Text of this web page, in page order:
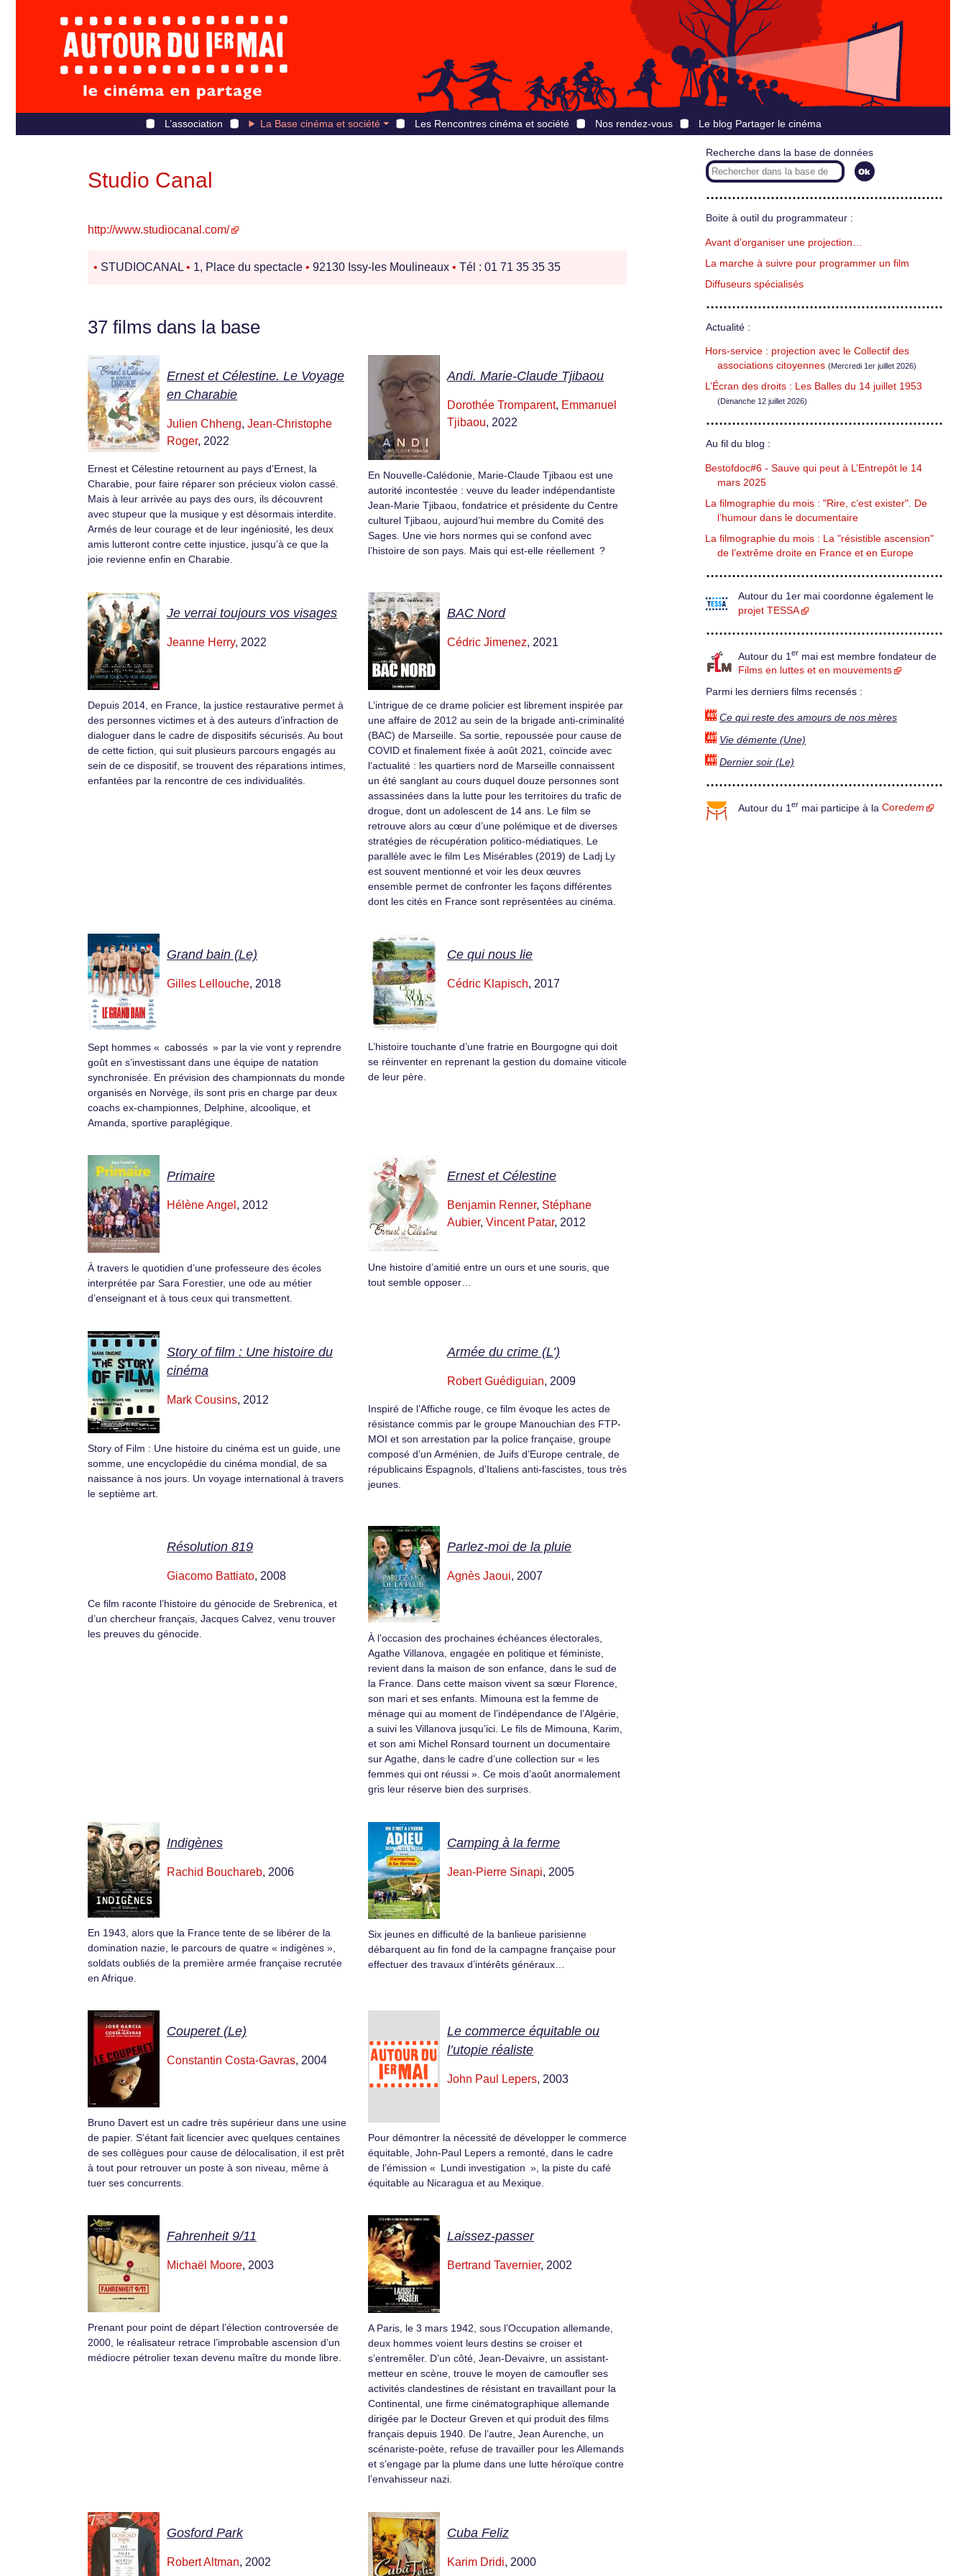
L’association La Base cinéma et société Les Rencontres cinéma et société Nos rendez-vous Le blog Partager le cinéma
Studio Canal
http://www.studiocanal.com/
• STUDIOCANAL • 1, Place du spectacle • 92130 Issy-les Moulineaux • Tél : 01 71 35 35 35
37 films dans la base
Ernest et Célestine. Le Voyage
en Charabie
Julien Chheng, Jean-Christophe
Roger, 2022
Ernest et Célestine retournent au pays d’Ernest, la
Charabie, pour faire réparer son précieux violon cassé.
Mais à leur arrivée au pays des ours, ils découvrent
avec stupeur que la musique y est désormais interdite.
Armés de leur courage et de leur ingéniosité, les deux
amis lutteront contre cette injustice, jusqu’à ce que la
joie revienne enfin en Charabie.
Andi. Marie-Claude Tjibaou
Dorothée Tromparent, Emmanuel
Tjibaou, 2022
En Nouvelle-Calédonie, Marie-Claude Tjibaou est une
autorité incontestée : veuve du leader indépendantiste
Jean-Marie Tjibaou, fondatrice et présidente du Centre
culturel Tjibaou, aujourd’hui membre du Comité des
Sages. Une vie hors normes qui se confond avec
l’histoire de son pays. Mais qui est-elle réellement ?
Je verrai toujours vos visages
Jeanne Herry, 2022
Depuis 2014, en France, la justice restaurative permet à
des personnes victimes et à des auteurs d’infraction de
dialoguer dans le cadre de dispositifs sécurisés. Au bout
de cette fiction, qui suit plusieurs parcours engagés au
sein de ce dispositif, se trouvent des réparations intimes,
enfantées par la rencontre de ces individualités.
BAC Nord
Cédric Jimenez, 2021
L’intrigue de ce drame policier est librement inspirée par
une affaire de 2012 au sein de la brigade anti-criminalité
(BAC) de Marseille. Sa sortie, repoussée pour cause de
COVID et finalement fixée à août 2021, coïncide avec
l’actualité : les quartiers nord de Marseille connaissent
un été sanglant au cours duquel douze personnes sont
assassinées dans la lutte pour les territoires du trafic de
drogue, dont un adolescent de 14 ans. Le film se
retrouve alors au cœur d’une polémique et de diverses
stratégies de récupération politico-médiatiques. Le
parallèle avec le film Les Misérables (2019) de Ladj Ly
est souvent mentionné et voir les deux œuvres
ensemble permet de confronter les façons différentes
dont les cités en France sont représentées au cinéma.
Grand bain (Le)
Gilles Lellouche, 2018
Sept hommes « cabossés » par la vie vont y reprendre
goût en s’investissant dans une équipe de natation
synchronisée. En prévision des championnats du monde
organisés en Norvège, ils sont pris en charge par deux
coachs ex-championnes, Delphine, alcoolique, et
Amanda, sportive paraplégique.
Ce qui nous lie
Cédric Klapisch, 2017
L’histoire touchante d’une fratrie en Bourgogne qui doit
se réinventer en reprenant la gestion du domaine viticole
de leur père.
Primaire
Hélène Angel , 2012
À travers le quotidien d’une professeure des écoles
interprétée par Sara Forestier, une ode au métier
d’enseignant et à tous ceux qui transmettent.
Ernest et Célestine
Benjamin Renner, Stéphane
Aubier, Vincent Patar, 2012
Une histoire d’amitié entre un ours et une souris, que
tout semble opposer…
Story of film : Une histoire du
cinéma
Mark Cousins, 2012
Story of Film : Une histoire du cinéma est un guide, une
somme, une encyclopédie du cinéma mondial, de sa
naissance à nos jours. Un voyage international à travers
le septième art.
Armée du crime (L’)
Robert Guédiguian, 2009
Inspiré de l’Affiche rouge, ce film évoque les actes de
résistance commis par le groupe Manouchian des FTP-
MOI et son arrestation par la police française, groupe
composé d’un Arménien, de Juifs d’Europe centrale, de
républicains Espagnols, d’Italiens anti-fascistes, tous très
jeunes.
Résolution 819
Giacomo Battiato, 2008
Ce film raconte l’histoire du génocide de Srebrenica, et
d’un chercheur français, Jacques Calvez, venu trouver
les preuves du génocide.
Parlez-moi de la pluie
Agnès Jaoui, 2007
À l’occasion des prochaines échéances électorales,
Agathe Villanova, engagée en politique et féministe,
revient dans la maison de son enfance, dans le sud de
la France. Dans cette maison vivent sa sœur Florence,
son mari et ses enfants. Mimouna est la femme de
ménage qui au moment de l’indépendance de l’Algérie,
a suivi les Villanova jusqu’ici. Le fils de Mimouna, Karim,
et son ami Michel Ronsard tournent un documentaire
sur Agathe, dans le cadre d’une collection sur « les
femmes qui ont réussi ». Ce mois d’août anormalement
gris leur réserve bien des surprises.
Indigènes
Rachid Bouchareb, 2006
En 1943, alors que la France tente de se libérer de la
domination nazie, le parcours de quatre « indigènes »,
soldats oubliés de la première armée française recrutée
en Afrique.
Camping à la ferme
Jean-Pierre Sinapi, 2005
Six jeunes en difficulté de la banlieue parisienne
débarquent au fin fond de la campagne française pour
effectuer des travaux d’intérêts généraux…
Couperet (Le)
Constantin Costa-Gavras, 2004
Bruno Davert est un cadre très supérieur dans une usine
de papier. S’étant fait licencier avec quelques centaines
de ses collègues pour cause de délocalisation, il est prêt
à tout pour retrouver un poste à son niveau, même à
tuer ses concurrents.
Le commerce équitable ou
l’utopie réaliste
John Paul Lepers, 2003
Pour démontrer la nécessité de développer le commerce
équitable, John-Paul Lepers a remonté, dans le cadre
de l’émission « Lundi investigation », la piste du café
équitable au Nicaragua et au Mexique.
Fahrenheit 9/11
Michaël Moore, 2003
Prenant pour point de départ l’élection controversée de
2000, le réalisateur retrace l’improbable ascension d’un
médiocre pétrolier texan devenu maître du monde libre.
Laissez-passer
Bertrand Tavernier, 2002
A Paris, le 3 mars 1942, sous l’Occupation allemande,
deux hommes voient leurs destins se croiser et
s’entremêler. D’un côté, Jean-Devaivre, un assistant-
metteur en scène, trouve le moyen de camoufler ses
activités clandestines de résistant en travaillant pour la
Continental, une firme cinématographique allemande
dirigée par le Docteur Greven et qui produit des films
français depuis 1940. De l’autre, Jean Aurenche, un
scénariste-poète, refuse de travailler pour les Allemands
et s’engage par la plume dans une lutte héroïque contre
l’envahisseur nazi.
Gosford Park
Robert Altman, 2002
Cuba Feliz
Karim Dridi, 2000
Recherche dans la base de données
Boite à outil du programmateur :
Avant d’organiser une projection…
La marche à suivre pour programmer un film
Diffuseurs spécialisés
Actualité :
Hors-service : projection avec le Collectif des
associations citoyennes (Mercredi 1er juillet 2026)
L’Écran des droits : Les Balles du 14 juillet 1953
(Dimanche 12 juillet 2026)
Au fil du blog :
Bestofdoc#6 - Sauve qui peut à L’Entrepôt le 14
mars 2025
La filmographie du mois : "Rire, c’est exister". De
l’humour dans le documentaire
La filmographie du mois : La "résistible ascension"
de l’extrême droite en France et en Europe
Autour du 1er mai coordonne également le
projet TESSA
Autour du 1 er mai est membre fondateur de
Films en luttes et en mouvements
Parmi les derniers films recensés :
Ce qui reste des amours de nos mères
Vie démente (Une)
Dernier soir (Le)
Autour du 1 er mai participe à la Coredem